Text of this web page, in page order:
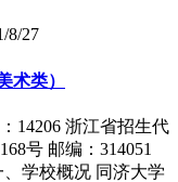
8/27
术类）
14206 浙江省招生代
号 邮编：314051
学校概况 同济大学